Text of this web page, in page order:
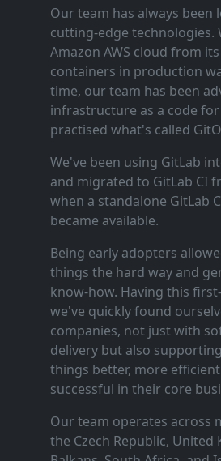
Our team has always been
cutting‑edge technologies.
Amazon AWS cloud from
containers in production
time, our team has been
infrastructure as a code
practised what's called
We've been using GitLab
and migrated to GitLab CI
when a standalone GitLab
became available.
Being early adopters
things the hard way and
know‑how. Having this
we've quickly found
companies, not just with
delivery but also
things better, more
successful in their core
Our team operates across
the Czech Republic, United